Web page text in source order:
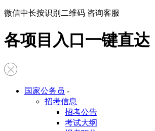
微信中长按识别二维码 咨询客服
各项目入口一键直达
国家公务员 -
招考信息
招考公告
考试大纲